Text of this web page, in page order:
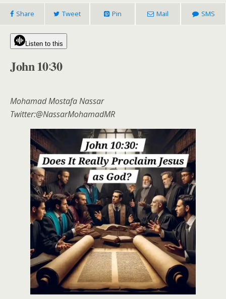
Share Tweet Pin Mail SMS
Listen to this
𝐉𝐨𝐡𝐧 𝟏𝟎:𝟑𝟎
Mohamad Mostafa Nassar
Twitter:@NassarMohamadMR